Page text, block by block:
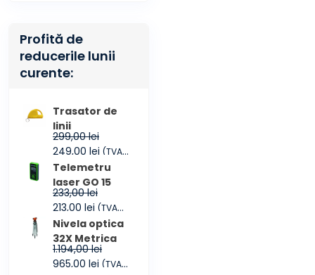
Profită de
reducerile lunii
curente:
Trasator de
linii
299,00lei
Prețul
inițial
a
fost:
299,00 lei.
249,00 lei Prețul
curent
este:
(TVA
inclus)
Telemetru
laser GO 15
233,00lei
Prețul
inițial
a
fost:
233,00 lei.
213,00 lei Prețul
curent
este:
213,00 lei.
(TVA
inclus)
Nivela optica
32X Metrica
1.194,00lei
Prețul
965,00 lei Prețul
(TVA